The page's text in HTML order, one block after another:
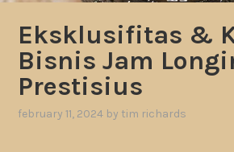
Eksklusifitas &
Bisnis Jam
Prestisius
february 11, 2024 by tim richards